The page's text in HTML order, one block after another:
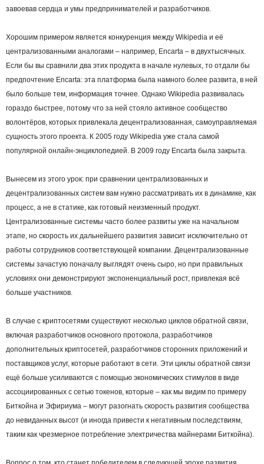
завоевав сердца и умы предпринимателей и разработчиков.
Хорошим примером является конкуренция между Wikipedia и её
централизованными аналогами – например, Encarta – в двухтысячных.
Если бы вы сравнили два этих продукта в начале нулевых, то отдали бы
предпочтение Encarta: эта платформа была намного более развита, в ней
было больше тем, информация точнее. Однако Wikipedia развивалась
гораздо быстрее, потому что за ней стояло активное сообщество
волонтёров, которых привлекала децентрализованная, самоуправляемая
сущность этого проекта. К 2005 году Wikipedia уже стала самой
популярной онлайн-энциклопедией. В 2009 году Encarta была закрыта.
Вынесем из этого урок: при сравнении централизованных и
децентрализованных систем вам нужно рассматривать их в динамике, как
процесс, а не в статике, как готовый неизменный продукт.
Централизованные системы часто более развиты уже на начальном
этапе, но скорость их дальнейшего развития зависит исключительно от
работы сотрудников соответствующей компании. Децентрализованные
системы зачастую поначалу выглядят очень сыро, но при правильных
условиях они демонстрируют экспоненциальный рост, привлекая всё
больше участников.
В случае с криптосетями существуют несколько циклов обратной связи,
включая разработчиков основного протокола, разработчиков
дополнительных криптосетей, разработчиков сторонних приложений и
поставщиков услуг, которые работают в сети. Эти циклы обратной связи
ещё больше усиливаются с помощью экономических стимулов в виде
ассоциированных с сетью токенов, которые – как мы видим по примеру
Биткойна и Эфириума – могут разогнать скорость развития сообщества
до невиданных высот (и иногда привести к негативным последствиям,
таким как чрезмерное потребление электричества майнерами Биткойна).